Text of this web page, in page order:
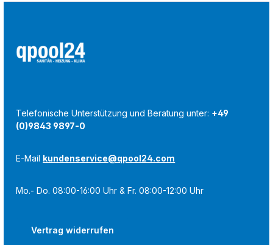
Telefonische Unterstützung und Beratung unter: +49
(0)9843 9897-0
E-Mail kundenservice@qpool24.com
Mo.- Do. 08:00-16:00 Uhr & Fr. 08:00-12:00 Uhr
Vertrag widerrufen